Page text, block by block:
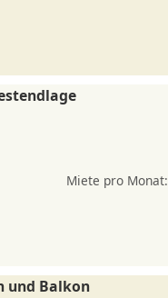
Miete pro Monat:
und Balkon